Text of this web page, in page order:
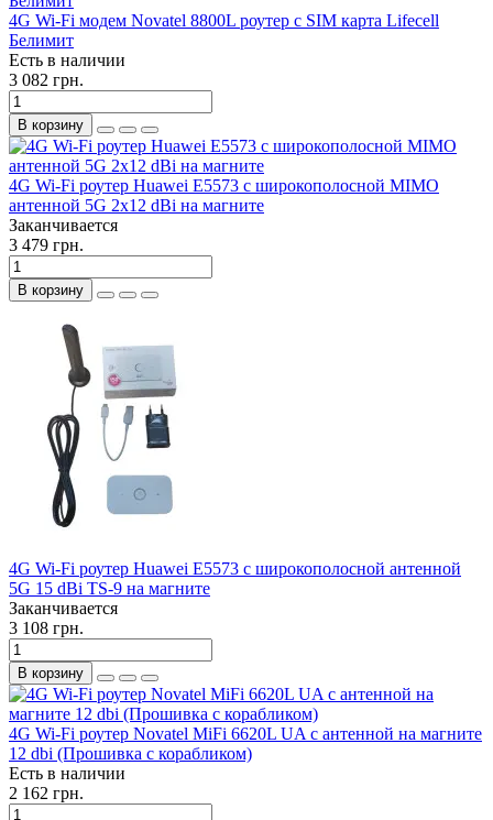
4G Wi-Fi модем Novatel 8800L роутер с SIM карта Lifecell
Белимит
Есть в наличии
3 082 грн.
В корзину
4G Wi-Fi роутер Huawei E5573 c широкополосной MIMO
антенной 5G 2x12 dBi на магните
Заканчивается
3 479 грн.
В корзину
4G Wi-Fi роутер Huawei E5573 c широкополосной антенной
5G 15 dBi TS-9 на магните
Заканчивается
3 108 грн.
В корзину
4G Wi-Fi роутер Novatel MiFi 6620L UA c антенной на магните
12 dbi (Прошивка с корабликом)
Есть в наличии
2 162 грн.